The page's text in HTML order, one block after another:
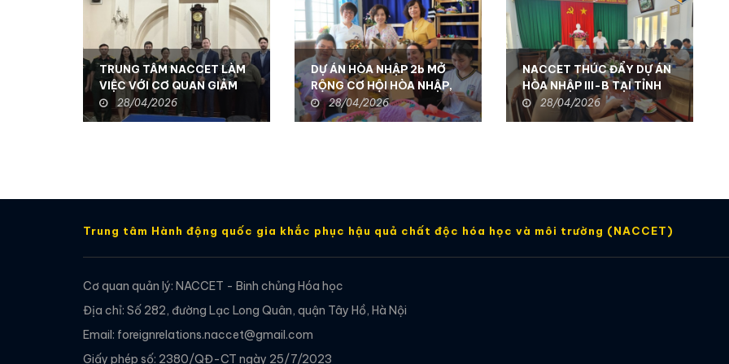
TRUNG TÂM NACCET LÀM
VIỆC VỚI CƠ QUAN GIẢM
THIỂU ĐE DỌA QUỐC
PHÒNG HOA KỲ
28/04/2026
DỰ ÁN HÒA NHẬP 2b MỞ
RỘNG CƠ HỘI HÒA NHẬP,
NÂNG CAO CHẤT LƯỢNG
SỐNG CHO NGƯỜI KHUYẾT
28/04/2026
NACCET THÚC ĐẨY DỰ ÁN
HÒA NHẬP III-B TẠI TỈNH
ĐỒNG NAI: Hỗ trợ sinh kế và
nâng cao dịch vụ phục hồi
28/04/2026
Trung tâm Hành động quốc gia khắc phục hậu quả chất độc hóa học và môi trường (NACCET)
Cơ quan quản lý: NACCET - Binh chủng Hóa học
Địa chỉ: Số 282, đường Lạc Long Quân, quận Tây Hồ, Hà Nội
Email: foreignrelations.naccet@gmail.com
Giấy phép số: 2380/QĐ-CT ngày 25/7/2023